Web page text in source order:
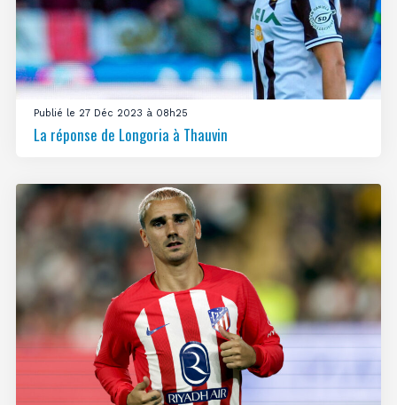
Publié le 27 Déc 2023 à 08h25
La réponse de Longoria à Thauvin